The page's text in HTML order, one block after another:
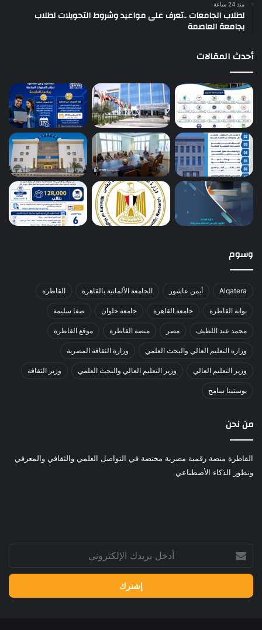
منذ 24 ساعة
لطلاب الجامعات ..تعرف على مواعيد وشروط التحويلات لطلاب
بجامعة العاصمة
أحدث المقالات
وسوم
Alqatera أيمن عاشور الجامعة الألمانية بالقاهرة القاطرة
بوابة القاطرة جامعة القاهرة جامعة حلوان صفا سليمة
محمد عبد اللطيف مصر منصة القاطرة موقع القاطرة
وزارة التعليم العالي والبحث العلمي وزارة الثقافة المصرية
وزير التعليم العالي وزير التعليم العالي والبحث العلمي وزير الثقافة
يوستينا سامح
من نحن
القاطرة منصة رقمية مصرية مختصة في التواصل العلمي والثقافي والمعرفي
وتطور الذكاء الأصطناعي
بريدك
الإلكتروني